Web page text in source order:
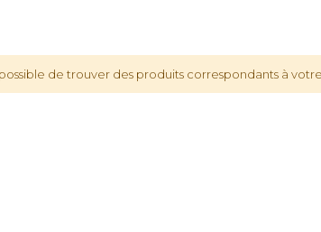
de trouver des produits correspondants à